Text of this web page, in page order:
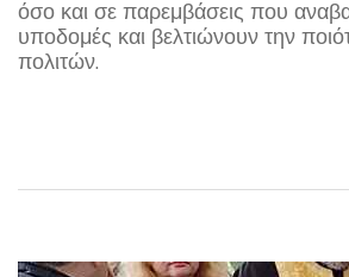
όσο και σε παρεμβάσεις που
υποδομές και βελτιώνουν την
πολιτών.